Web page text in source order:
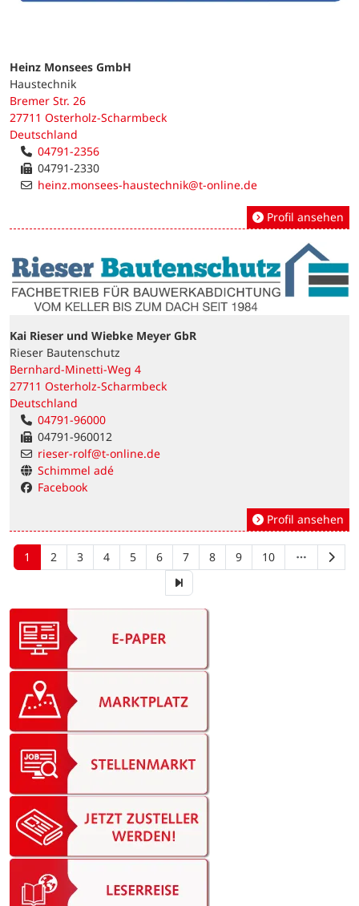
Heinz Monsees GmbH
Haustechnik
Bremer Str. 26
27711 Osterholz-Scharmbeck
Deutschland
04791-2356
04791-2330
heinz.monsees-haustechnik@t-online.de
Profil ansehen
Kai Rieser und Wiebke Meyer GbR
Rieser Bautenschutz
Bernhard-Minetti-Weg 4
27711 Osterholz-Scharmbeck
Deutschland
04791-96000
04791-960012
rieser-rolf@t-online.de
Schimmel adé
Facebook
Profil ansehen
1 2 3 4 5 6 7 8 9 10